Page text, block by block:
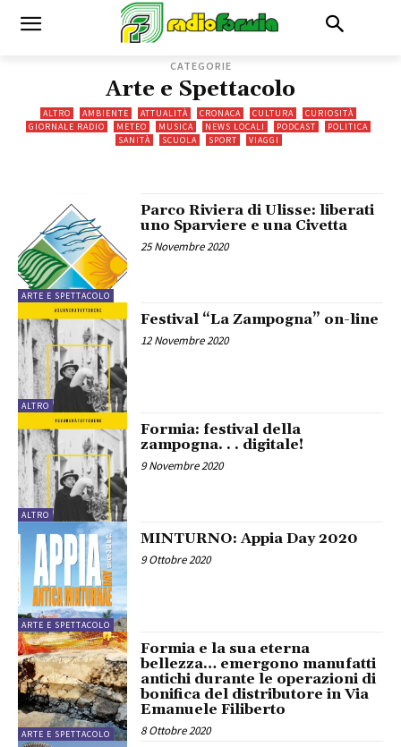
CATEGORIE
Arte e Spettacolo
ALTRO AMBIENTE ATTUALITÀ CRONACA CULTURA
CURIOSITÀ
GIORNALE RADIO
METEO MUSICA NEWS LOCALI PODCAST
POLITICA
SANITÀ
SCUOLA SPORT VIAGGI
ARTE E SPETTACOLO
Parco Riviera di Ulisse: liberati
uno Sparviere e una Civetta
25 Novembre 2020
ALTRO
Festival “La Zampogna” on-line
12 Novembre 2020
ALTRO
Formia: festival della
zampogna. . . digitale!
9 Novembre 2020
ARTE E SPETTACOLO
MINTURNO: Appia Day 2020
9 Ottobre 2020
ARTE E SPETTACOLO
Formia e la sua eterna
bellezza… emergono manufatti
antichi durante le operazioni di
bonifica del distributore in Via
Emanuele Filiberto
8 Ottobre 2020